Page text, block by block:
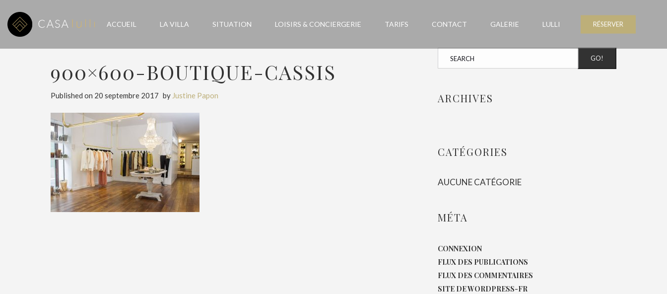
ACCUEIL LA VILLA SITUATION LOISIRS & CONCIERGERIE TARIFS CONTACT GALERIE LULLI RÉSERVER
900×600-BOUTIQUE-CASSIS
Published on 20 septembre 2017 by Justine Papon
GO!
ARCHIVES
CATÉGORIES
AUCUNE CATÉGORIE
MÉTA
CONNEXION
FLUX DES PUBLICATIONS
FLUX DES COMMENTAIRES
SITE DE WORDPRESS-FR